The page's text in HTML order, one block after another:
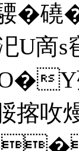
�磽
U啇s
Y
揢呚